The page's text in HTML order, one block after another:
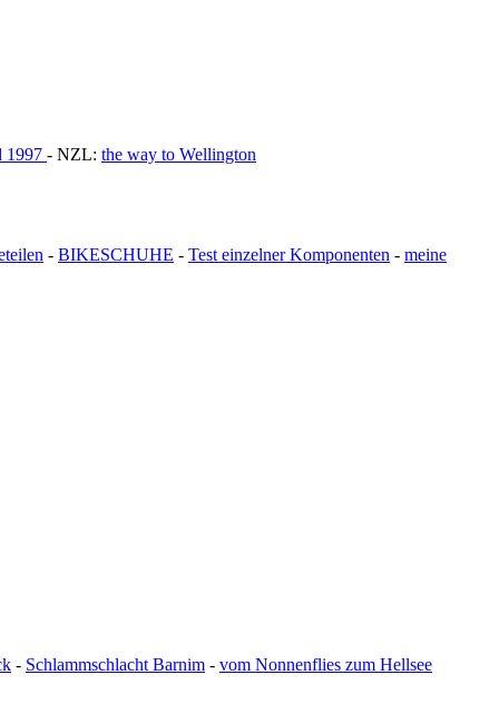
1997 - NZL: the way to Wellington
- BIKESCHUHE - Test einzelner Komponenten - meine
- Schlammschlacht Barnim - vom Nonnenflies zum Hellsee